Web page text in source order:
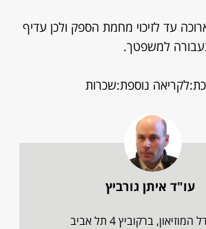
עד לזיכוי מחמת הספק ולכן עדיף
למשפטך.
נוספת:שכרות
עו"ד איתן גורביץ
המוזיאון, ברקוביץ 4 תל אביב